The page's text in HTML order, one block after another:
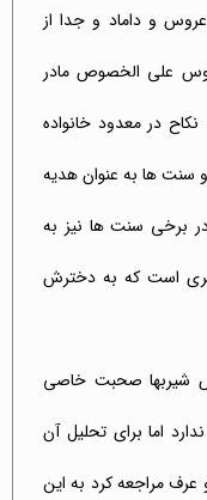
عروس و داماد و جدا از
علی الخصوص مادر
در معدود خانواده
سنت ها به عنوان هدیه
برخی سنت ها نیز به
است که به دخترش
شیربها صحبت خاصی
اما برای تحلیل آن
مراجعه کرد به این